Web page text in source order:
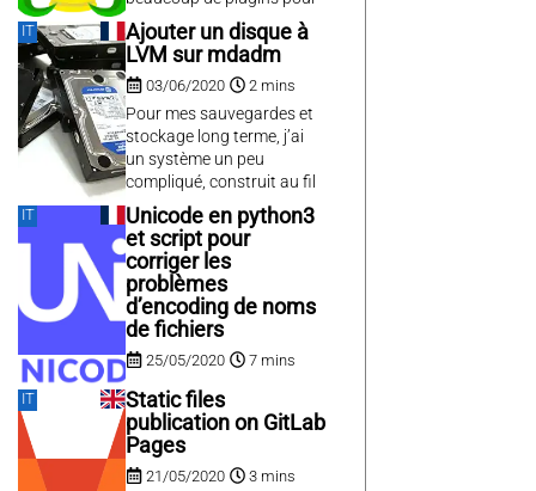
c’est l’occasion d’essayer.
enrichir les fonctionnalités
et il est bien intégré dans
Cura. L’ensemble fait un
duo parfait pour gérer les
impressions 3D. il existe
même un plugin
OctoFusion pour l’intégrer
directement dans
Fusion360 (non testé
encore). Seul problème,...
IT
Ajouter un disque à
LVM sur mdadm
03/06/2020 2 mins
Pour mes sauvegardes et
stockage long terme, j’ai
un système un peu
compliqué, construit au fil
des années avec différents
disques disparates
assemblés via LVM et en
Raid5 logiciel avec mdadm
pour la redondance.
L’avantage, c’est que ça
permet de mélanger les
tailles de disques ce qui
n’est pas supporté...
IT
Unicode en python3
et script pour
corriger les
problèmes
d’encoding de noms
de fichiers
25/05/2020 7 mins
La gestion de l’unicode a
toujours été la galère en
programmation, et
notamment en python. Il y
a une vingtaine d’année
IT
Static files
publication on GitLab
Pages
21/05/2020 3 mins